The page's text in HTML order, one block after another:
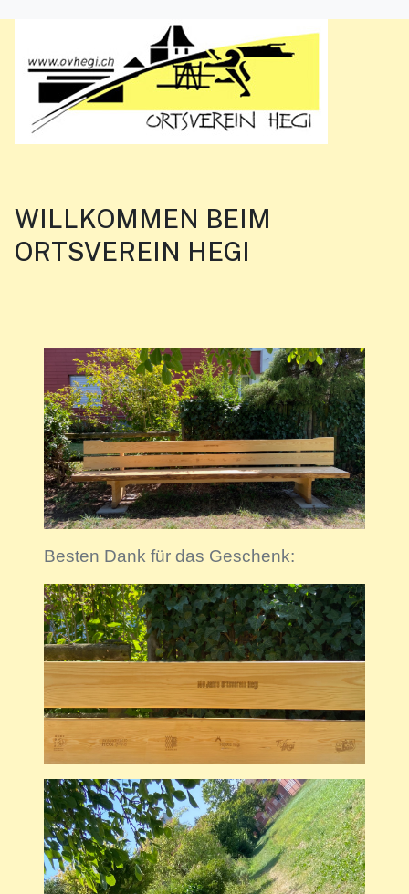
WILLKOMMEN BEIM
ORTSVEREIN HEGI
Besten Dank für das Geschenk: